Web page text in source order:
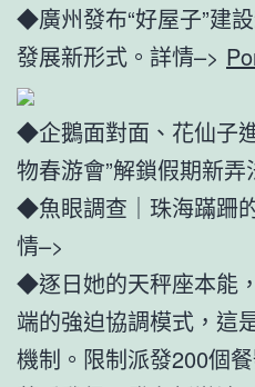
◆廣州發布“好屋子”建
發展新形式。詳情–>
◆企鵝面對面、花仙子
物春游會”解鎖假期新弄
◆魚眼調查｜珠海蹣跚
情–>
◆逐日她的天秤座本能
端的強迫協調模式，這
機制。限制派發200個